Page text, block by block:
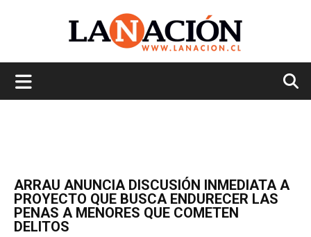
ARRAU ANUNCIA DISCUSIÓN INMEDIATA A
PROYECTO QUE BUSCA ENDURECER LAS
PENAS A MENORES QUE COMETEN
DELITOS